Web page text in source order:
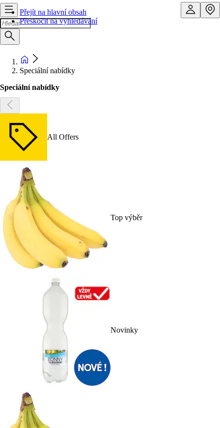
Přejít na hlavní obsah
Přeskočit na vyhledávání
Speciální nabídky
Speciální nabídky
All Offers
Top výběr
Novinky